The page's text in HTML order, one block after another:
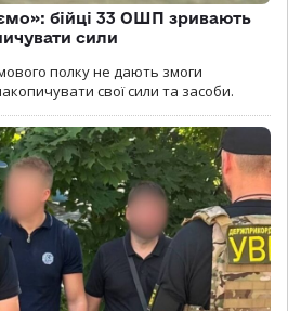
бійці 33 ОШП зривають
сили
полку не дають змоги
свої сили та засоби.